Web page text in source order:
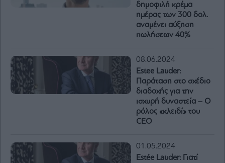
δημοφιλή κρέμα
ημέρας των 300 δολ.
αναμένει αύξηση
πωλήσεων 40%
08.06.2024
Estee Lauder:
Παράταση στο σχέδιο
διαδοχής για την
ισχυρή δυναστεία – Ο
ρόλος «κλειδί» του
CEO
01.05.2024
Estée Lauder: Γιατί